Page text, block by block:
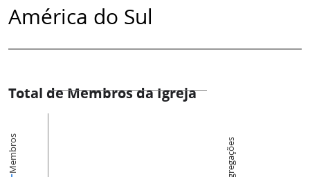
América do Sul
Total de Membros da Igreja
Membros Congregações